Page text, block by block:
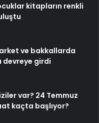
kitapların renkli
ve bakkallarda
devreye girdi
var? 24 Temmuz
kaçta başlıyor?